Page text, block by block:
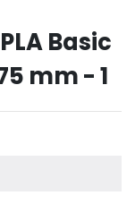
Basic
mm - 1